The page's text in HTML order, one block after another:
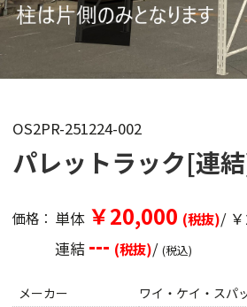
OS2PR-251224-002
パレットラック[連
価格： 単体 ￥20,000 (税抜)/
連結 --- (税抜)/(税込)
メーカー ワイ・ケイ・スパ